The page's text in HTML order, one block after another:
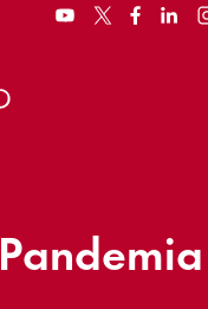
Pandemia